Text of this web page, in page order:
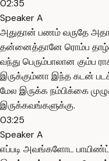
02:35
Speaker A
அதுதான் பணம் வருதே
தன்னைத்தானே ரொம்ப
வந்து பெரும்பாலான கும்ப
இருக்கும்னா இந்த கடன்
மேல இருக்க நம்பிக்கை
இருக்கவங்களுக்கு.
03:25
Speaker A
எப்படி அவங்களோட பாயிண்ட்